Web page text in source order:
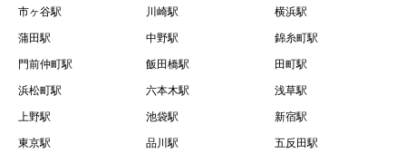
７.「本会員制度」とは、会員による本サービスの利用の促
進を目的とした会員制度を意味します。
借契約書およびオプション注文書を意味します。
９.「契約期間開始日」とは、定期建物賃貸借契約（以下
「賃貸借契約」と言います）の開始日のことで、利用者の
市ヶ谷駅 川崎駅 横浜駅
蒲田駅 中野駅 錦糸町駅
門前仲町駅 飯田橋駅 田町駅
浜松町駅 六本木駅 浅草駅
上野駅 池袋駅 新宿駅
東京駅 品川駅 五反田駅